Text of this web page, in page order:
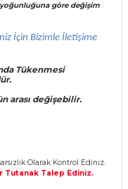
göre değişim
İçin Bizimle İletişime
Tükenmesi
arası değişebilir.
Olarak Kontrol Ediniz.
Tutanak Talep Ediniz.